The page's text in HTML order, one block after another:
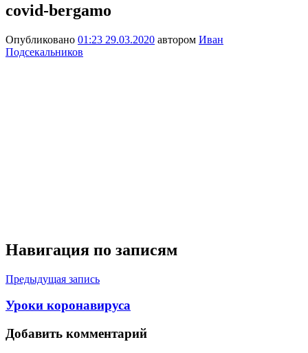
covid-bergamo
Опубликовано 01:23 29.03.2020 автором Иван
Подсекальников
Навигация по записям
Предыдущая запись
Уроки коронавируса
Добавить комментарий